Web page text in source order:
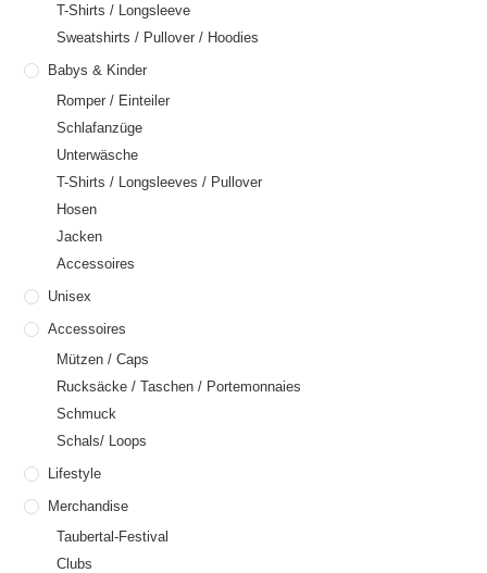
T-Shirts / Longsleeve
Sweatshirts / Pullover / Hoodies
Babys & Kinder
Romper / Einteiler
Schlafanzüge
Unterwäsche
T-Shirts / Longsleeves / Pullover
Hosen
Jacken
Accessoires
Unisex
Accessoires
Mützen / Caps
Rucksäcke / Taschen / Portemonnaies
Schmuck
Schals/ Loops
Lifestyle
Merchandise
Taubertal-Festival
Clubs